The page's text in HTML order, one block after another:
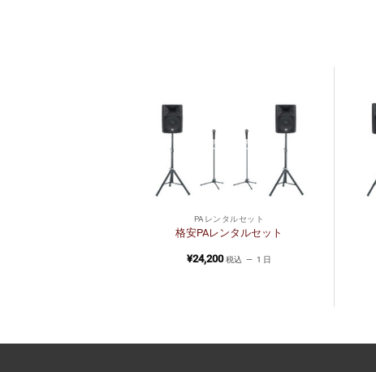
PAレンタルセット
格安PAレンタルセット
¥24,200 税込 1 日